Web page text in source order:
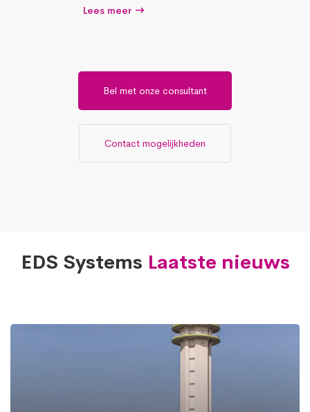
Lees meer
Bel met onze consultant
Contact mogelijkheden
EDS Systems Laatste nieuws